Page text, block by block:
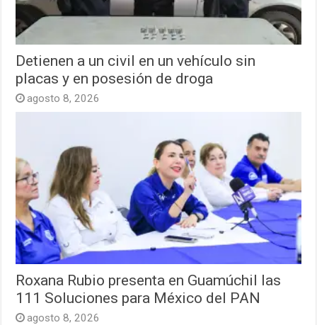
Detienen a un civil en un vehículo sin
placas y en posesión de droga
agosto 8, 2026
Roxana Rubio presenta en Guamúchil las
111 Soluciones para México del PAN
agosto 8, 2026